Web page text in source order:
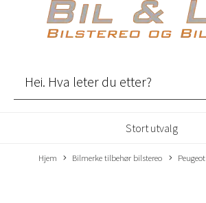
Stort utvalg
Hjem Bilmerke tilbehør bilstereo Peugeot